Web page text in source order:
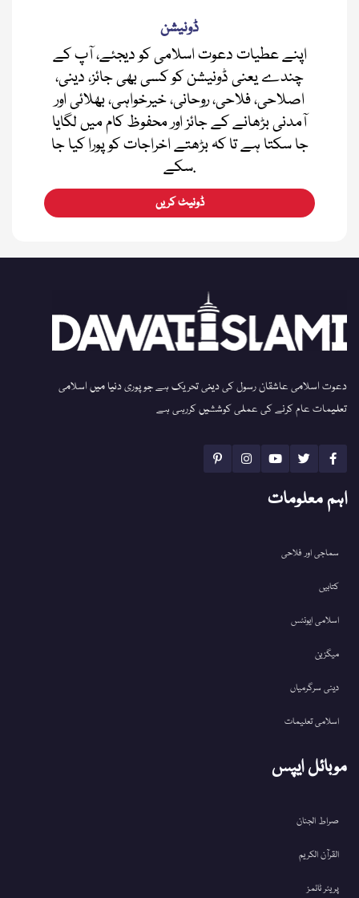
ڈونیشن
اپنے عطیات دعوت اسلامی کو دیجئے، آپ کے
چندے یعنی ڈونیشن کو کسی بھی جائز، دینی،
اصلاحی، فلاحی، روحانی، خیرخواہی، بھلائی اور
آمدنی بڑھانے کے جائز اور محفوظ کام میں لگایا
جا سکتا ہے تا کہ بڑھتے اخراجات کو پورا کیا جا
سکے.
ڈونیٹ کریں
دعوت اسلامی عاشقان رسول کی دینی تحریک ہے جو پوری دنیا میں اسلامی
تعلیمات عام کرنے کی عملی کوششیں کررہی ہے
اہم معلومات
سماجی اور فلاحی
کتابیں
اسلامی ایونٹس
میگزین
دینی سرگرمیاں
اسلامی تعلیمات
موبائل ایپس
صراط الجنان
القرآن الکریم
پریئر ٹائمز